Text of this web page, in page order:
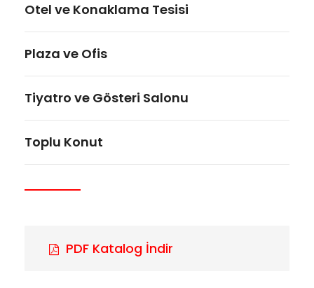
Otel ve Konaklama Tesisi
Plaza ve Ofis
Tiyatro ve Gösteri Salonu
Toplu Konut
PDF Katalog İndir